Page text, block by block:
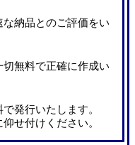
納品とのご評価をい
無料で正確に作成い
発行いたします。
せ付けください。